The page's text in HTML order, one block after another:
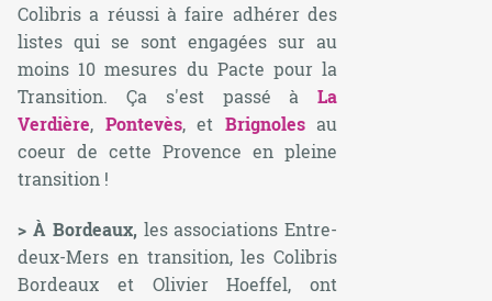
Colibris a réussi à faire adhérer des
listes qui se sont engagées sur au
moins 10 mesures du Pacte pour la
Transition. Ça s'est passé àLa
Verdière, Pontevès, et Brignolesau
coeur de cette Provence en pleine
transition !
> À Bordeaux, les associations Entre-
deux-Mers en transition, les Colibris
Bordeaux et Olivier Hoeffel, ont